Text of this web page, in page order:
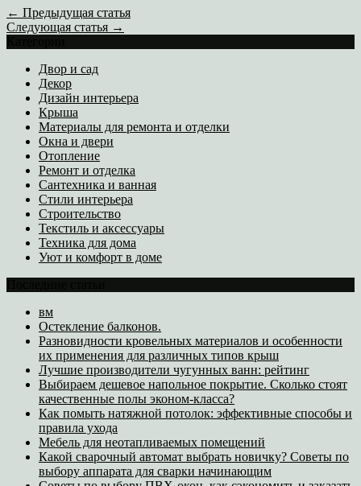
← Предыдущая статья
Следующая статья →
Двор и сад
Декор
Дизайн интерьера
Крыша
Материалы для ремонта и отделки
Окна и двери
Отопление
Ремонт и отделка
Сантехника и ванная
Стили интерьера
Строительство
Текстиль и аксессуары
Техника для дома
Уют и комфорт в доме
вм
Остекление балконов.
Разновидности кровельных материалов и особенности
их применения для различных типов крыш
Лучшие производители чугунных ванн: рейтинг
Выбираем дешевое напольное покрытие. Сколько стоят
качественные полы эконом-класса?
Как помыть натяжной потолок: эффективные способы и
правила ухода
Мебель для неотапливаемых помещений
Какой сварочный автомат выбрать новичку? Советы по
выбору аппарата для сварки начинающим